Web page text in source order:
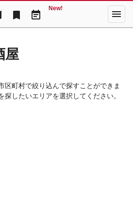
bookmark event_note
New! menu
屋
区町村で絞り込んで探すことができま
探したいエリアを選択してください。